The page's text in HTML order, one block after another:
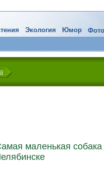
Экология Юмор
маленькая